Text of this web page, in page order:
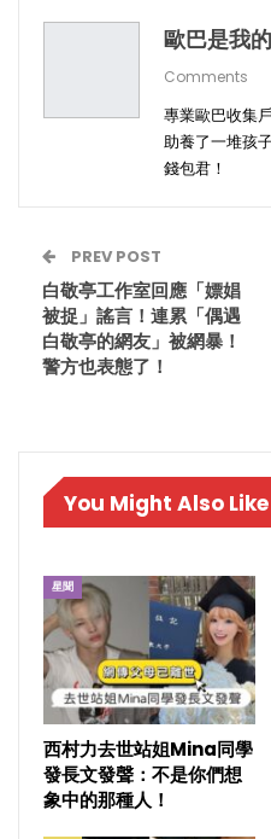
歐巴是我的
Comments
專業歐巴收集
助養了一堆孩
錢包君！
PREV POST
白敬亭工作室回應「嫖娼
被捉」謠言！連累「偶遇
白敬亭的網友」被網暴！
警方也表態了！
You Might Also Like
星聞
西村力去世站姐Mina同學
發長文發聲：不是你們想
象中的那種人！